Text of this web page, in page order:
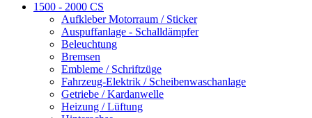
1500 - 2000 CS
Aufkleber Motorraum / Sticker
Auspuffanlage - Schalldämpfer
Beleuchtung
Bremsen
Embleme / Schriftzüge
Fahrzeug-Elektrik / Scheibenwaschanlage
Getriebe / Kardanwelle
Heizung / Lüftung